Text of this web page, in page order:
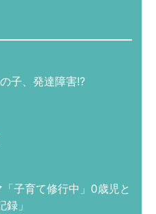
子、発達障害!?
子育て修行中」0歳児と
」